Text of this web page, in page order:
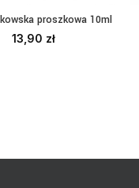
OPCJE
proszkowa 10ml
13,90 zł